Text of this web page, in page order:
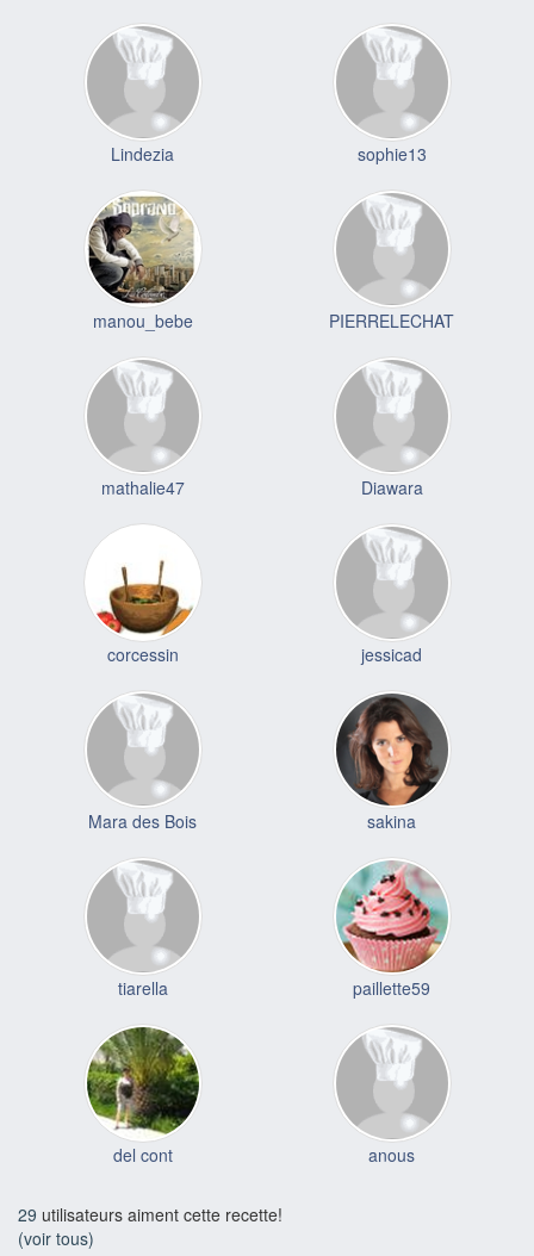
Lindezia sophie13
manou_bebe PIERRELECHAT
mathalie47 Diawara
corcessin jessicad
Mara des Bois sakina
tiarella paillette59
del cont anous
29 utilisateurs aiment cette recette!
(voir tous)